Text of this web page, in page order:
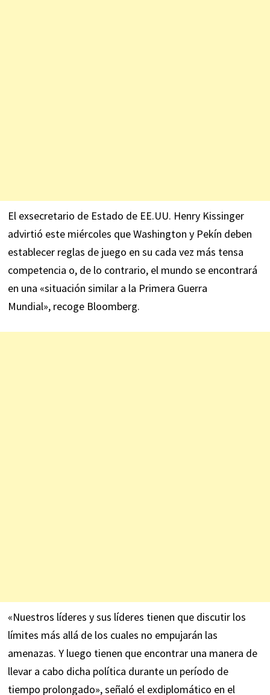
El exsecretario de Estado de EE.UU. Henry Kissinger
advirtió este miércoles que Washington y Pekín deben
establecer reglas de juego en su cada vez más tensa
competencia o, de lo contrario, el mundo se encontrará
en una «situación similar a la Primera Guerra
Mundial», recogeBloomberg.
«Nuestros líderes y sus líderes tienen que discutir los
límites más allá de los cuales no empujarán las
amenazas. Y luego tienen que encontrar una manera de
llevar a cabo dicha política durante un período de
tiempo prolongado», señaló el exdiplomático en el